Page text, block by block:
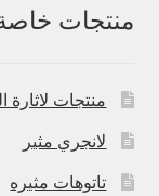
منتجات
منتجات لاثارة
لانجري مثير
تاتوهات مثيره